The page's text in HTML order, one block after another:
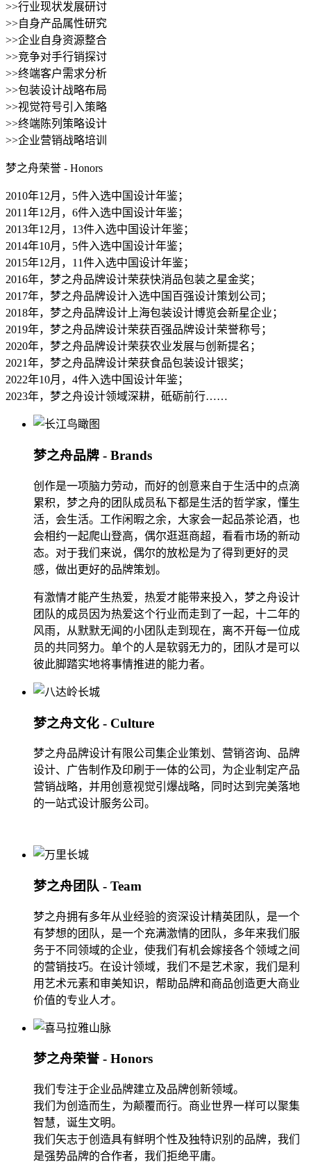
>>行业现状发展研讨
>>自身产品属性研究
>>企业自身资源整合
>>竞争对手行销探讨
>>终端客户需求分析
>>包装设计战略布局
>>视觉符号引入策略
>>终端陈列策略设计
>>企业营销战略培训
梦之舟荣誉 - Honors
2010年12月，5件入选中国设计年鉴；
2011年12月，6件入选中国设计年鉴；
2013年12月，13件入选中国设计年鉴；
2014年10月，5件入选中国设计年鉴；
2015年12月，11件入选中国设计年鉴；
2016年，梦之舟品牌设计荣获快消品包装之星金奖；
2017年，梦之舟品牌设计入选中国百强设计策划公司；
2018年，梦之舟品牌设计上海包装设计博览会新星企业；
2019年，梦之舟品牌设计荣获百强品牌设计荣誉称号；
2020年，梦之舟品牌设计荣获农业发展与创新提名；
2021年，梦之舟品牌设计荣获食品包装设计银奖；
2022年10月，4件入选中国设计年鉴；
2023年，梦之舟设计领域深耕，砥砺前行……
梦之舟品牌 - Brands
创作是一项脑力劳动，而好的创意来自于生活中的点滴
累积，梦之舟的团队成员私下都是生活的哲学家，懂生
活，会生活。工作闲暇之余，大家会一起品茶论酒，也
会相约一起爬山登高，偶尔逛逛商超，看看市场的新动
态。对于我们来说，偶尔的放松是为了得到更好的灵
感，做出更好的品牌策划。
有激情才能产生热爱，热爱才能带来投入，梦之舟设计
团队的成员因为热爱这个行业而走到了一起，十二年的
风雨，从默默无闻的小团队走到现在，离不开每一位成
员的共同努力。单个的人是软弱无力的，团队才是可以
彼此脚踏实地将事情推进的能力者。
梦之舟文化 - Culture
梦之舟品牌设计有限公司集企业策划、营销咨询、品牌
设计、广告制作及印刷于一体的公司，为企业制定产品
营销战略，并用创意视觉引爆战略，同时达到完美落地
的一站式设计服务公司。
梦之舟团队 - Team
梦之舟拥有多年从业经验的资深设计精英团队，是一个
有梦想的团队，是一个充满激情的团队，多年来我们服
务于不同领域的企业，使我们有机会嫁接各个领域之间
的营销技巧。在设计领域，我们不是艺术家，我们是利
用艺术元素和审美知识，帮助品牌和商品创造更大商业
价值的专业人才。
梦之舟荣誉 - Honors
我们专注于企业品牌建立及品牌创新领域。
我们为创造而生，为颠覆而行。商业世界一样可以聚集
智慧，诞生文明。
我们矢志于创造具有鲜明个性及独特识别的品牌，我们
是强势品牌的合作者，我们拒绝平庸。